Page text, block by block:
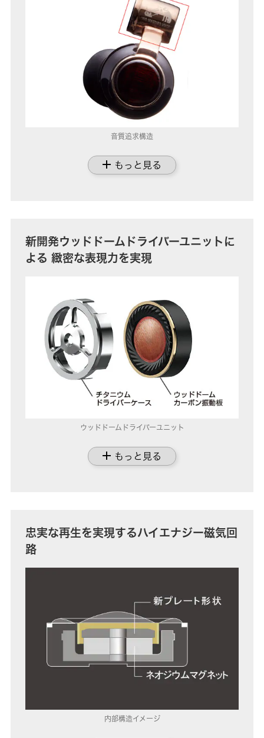
add もっと見る
音質追求構造
add もっと見る
ウッドドームドライバーユニット
新開発ウッドドームドライバーユニットに
よる 緻密な表現力を実現
内部構造イメージ
忠実な再生を実現するハイエナジー磁気回
路